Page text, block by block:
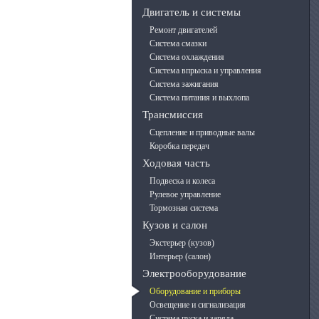
Двигатель и системы
Ремонт двигателей
Система смазки
Система охлаждения
Система впрыска и управления
Система зажигания
Система питания и выхлопа
Трансмиссия
Сцепление и приводные валы
Коробка передач
Ходовая часть
Подвеска и колеса
Рулевое управление
Тормозная система
Кузов и салон
Экстерьер (кузов)
Интерьер (салон)
Электрооборудование
Оборудование и приборы
Освещение и сигнализация